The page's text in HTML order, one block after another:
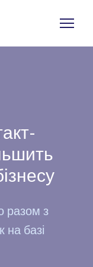
разом з
на базі